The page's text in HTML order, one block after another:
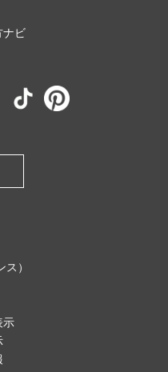
ナビ
）
示